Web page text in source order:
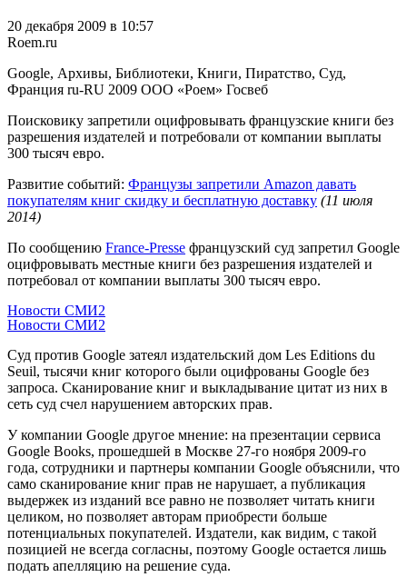
20 декабря 2009 в 10:57
Roem.ru
Google, Архивы, Библиотеки, Книги, Пиратство, Суд,
Франция ru-RU 2009 ООО «Роем» Госвеб
Поисковику запретили оцифровывать французские книги без
разрешения издателей и потребовали от компании выплаты
300 тысяч евро.
Развитие событий: Французы запретили Amazon давать
покупателям книг скидку и бесплатную доставку (11 июля
2014)
По сообщению France-Presse французский суд запретил Google
оцифровывать местные книги без разрешения издателей и
потребовал от компании выплаты 300 тысяч евро.
Новости СМИ2
Новости СМИ2
Суд против Google затеял издательский дом Les Editions du
Seuil, тысячи книг которого были оцифрованы Google без
запроса. Сканирование книг и выкладывание цитат из них в
сеть суд счел нарушением авторских прав.
У компании Google другое мнение: на презентации сервиса
Google Books, прошедшей в Москве 27-го ноября 2009-го
года, сотрудники и партнеры компании Google объяснили, что
само сканирование книг прав не нарушает, а публикация
выдержек из изданий все равно не позволяет читать книги
целиком, но позволяет авторам приобрести больше
потенциальных покупателей. Издатели, как видим, с такой
позицией не всегда согласны, поэтому Google остается лишь
подать апелляцию на решение суда.